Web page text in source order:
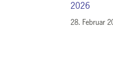
2026
28. Februar